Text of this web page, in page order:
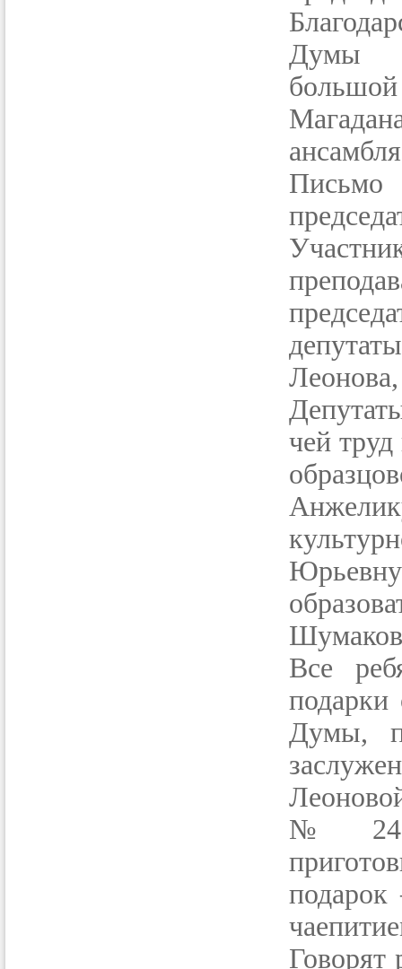
Думы
большой
Письмо
чей
Все
подарки
Думы,
№ 24
Говорят